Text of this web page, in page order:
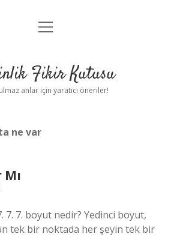
Anasayfa
Yasal Uyarı
menüyü
Fikir Kutusu
anlar için yaratıcı öneriler!
ne var
7. 7. boyut nedir? Yedinci boyut,
tek bir noktada her şeyin tek bir